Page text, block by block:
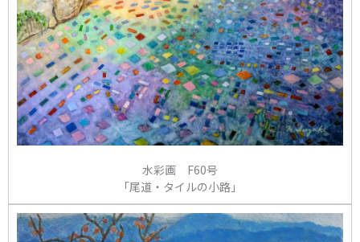
水彩画 F60号
「尾道・タイルの小路」